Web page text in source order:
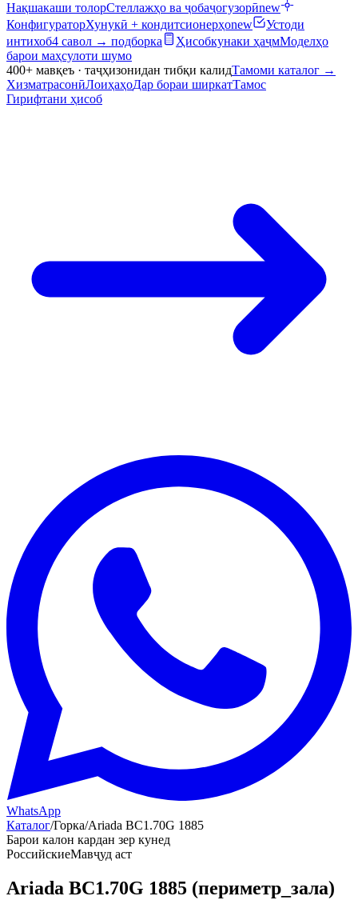
Нақшакаши толорСтеллажҳо ва ҷобаҷогузорӣnew
КонфигураторХунукӣ + кондитсионерҳоnew
Устоди
интихоб4 савол → подборка Ҳисобкунаки ҳаҷмМоделҳо
барои маҳсулоти шумо
400+ мавқеъ · таҷҳизонидан тибқи калидТамоми каталог →
ХизматрасонӣЛоиҳаҳоДар бораи ширкатТамос
Гирифтани ҳисоб
WhatsApp
Каталог/Горка/Ariada ВС1.70G 1885
Барои калон кардан зер кунед
РоссийскиеМавҷуд аст
Ariada ВС1.70G 1885 (периметр_зала)